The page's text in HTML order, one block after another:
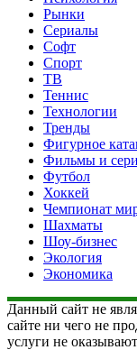
Рынки
Сериалы
Софт
Спорт
ТВ
Теннис
Технологии
Тренды
Фигурное
Фильмы и
Футбол
Хоккей
Чемпионат
Шахматы
Шоу-бизнес
Экология
Экономика
Данный сайт не
сайте ни чего не
услуги не